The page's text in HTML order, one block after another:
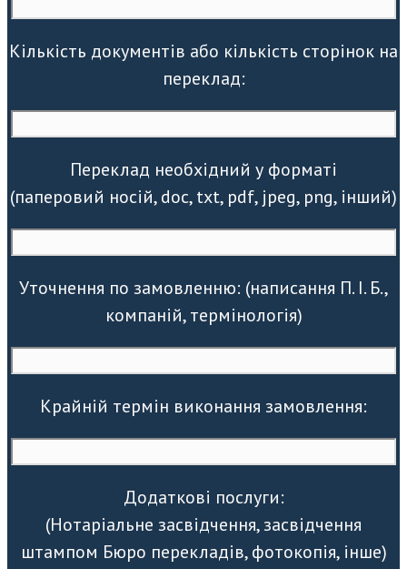
Кількість документів або кількість сторінок на
переклад:
Переклад необхідний у форматі
(паперовий носій, doc, txt, pdf, jpeg, png, інший)
Уточнення по замовленню: (написання П. І. Б.,
компаній, термінологія)
Крайній термін виконання замовлення:
Додаткові послуги:
(Нотаріальне засвідчення, засвідчення
штампом Бюро перекладів, фотокопія, інше)